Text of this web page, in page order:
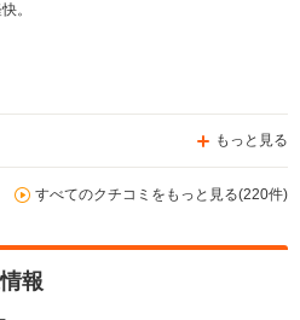
。
もっと見る
すべてのクチコミをもっと見る(220件)
報